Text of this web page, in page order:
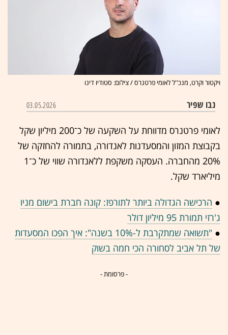
ויקטור וקרט, מנכ''ל לאומי פרטנרס / צילום: סטודיו דינו
נבו שפיר 03.05.2026
לאומי פרטנרס מדווחת על השקעה של כ־200 מיליון שקל
בקבוצת המזון והמסעדנות לאנדורה, בתמורה להחזקה של
20% מהחברה. העסקה משקפת ללאנדורה שווי של כ־1
מיליארד שקל.
● הרכישה הגדולה ביותר לתורפז: קונה חברת בישום מניו
ג'רזי תמורת 95 מיליון
דולר
●
"תשואה שמתקרבת ל-10% בשנה": איך הפכו המסעדות
של תל אביב לסחורה הכי חמה בשוק
- פרסומת -